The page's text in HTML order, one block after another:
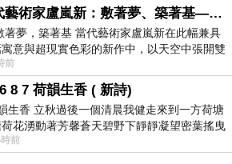
果就是蒜頭焦掉....
概念去烹煮，要用快炒店的方式去煮
吧。
大火煮就是得如此。
知道沒力氣去做快炒翻菜的動作，
是用水燙青菜的想法來做就好？
說要是哪一天需要我煮時，妳就要這
當代藝術家盧嵐新：敷著夢、築著基——讓筆觸成為存在過的證據，將相遇的溫度熔鑄成新的模樣
著夢，築著基 當代藝術家盧嵐新在此幅兼具
意與超現實色彩的新作中，以天空中張開雙
聖形象與地面上聚集的人群對話，
前
8 7 荷韻生香 ( 新詩)
生香 立秋過後一個清晨我健走來到一方荷塘
花湧動著芳馨蒼天碧野下靜靜凝望密葉搖曳
復有蛙鳴嘓嘓水波裡搖曳
前